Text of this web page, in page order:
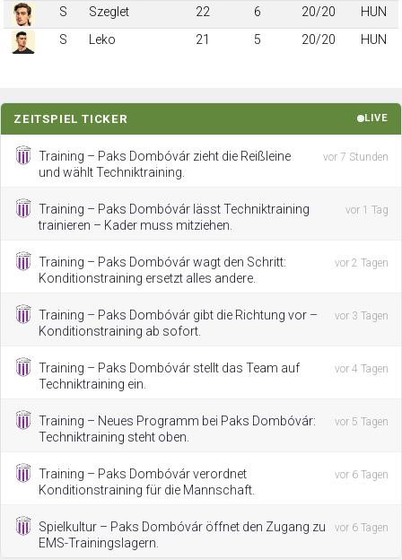
S
Szeglet 22 6 20/20
HUN
S
Leko 21 5 20/20 HUN
ZEITSPIEL TICKER LIVE
Training – Paks Dombóvár zieht die Reißleine
und wählt Techniktraining.
vor 7 Stunden
Training – Paks Dombóvár lässt Techniktraining
trainieren – Kader muss mitziehen.
vor 1 Tag
Training – Paks Dombóvár wagt den Schritt:
Konditionstraining ersetzt alles andere.
vor 2 Tagen
Training – Paks Dombóvár gibt die Richtung vor –
Konditionstraining ab sofort.
vor 3 Tagen
Training – Paks Dombóvár stellt das Team auf
Techniktraining ein.
vor 4 Tagen
Training – Neues Programm bei Paks Dombóvár:
Techniktraining steht oben.
vor 5 Tagen
Training – Paks Dombóvár verordnet
Konditionstraining für die Mannschaft.
vor 6 Tagen
Spielkultur – Paks Dombóvár öffnet den Zugang zu
EMS-Trainingslagern.
vor 6 Tagen